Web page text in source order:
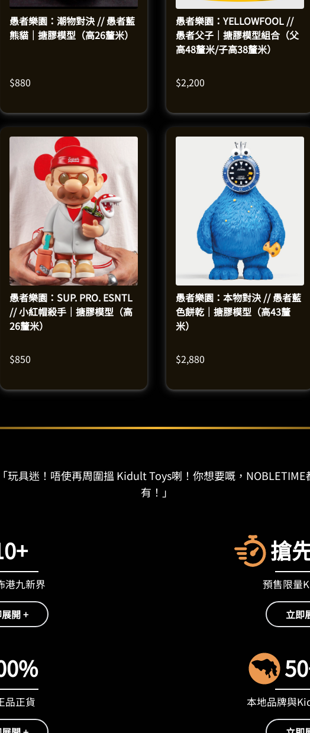
愚者樂園：潮物對決 // 愚者藍
熊貓｜搪膠模型（高26釐米）
$880
愚者樂園：YELLOWFOOL //
愚者父子｜搪膠模型組合（父
高48釐米/子高38釐米）
$2,200
愚者樂園：SUP. PRO. ESNTL
// 小紅帽殺手｜搪膠模型（高
26釐米）
$850
愚者樂園：本物對決 // 愚者藍
色餅乾｜搪膠模型（高43釐
米）
$2,880
「玩具迷！唔使再周圍搵 Kidult Toys喇！你想要嘅，NOBLETIME
有！」
港九新界
開 +
搶
預售限量
立即
品正貨 本地品牌與